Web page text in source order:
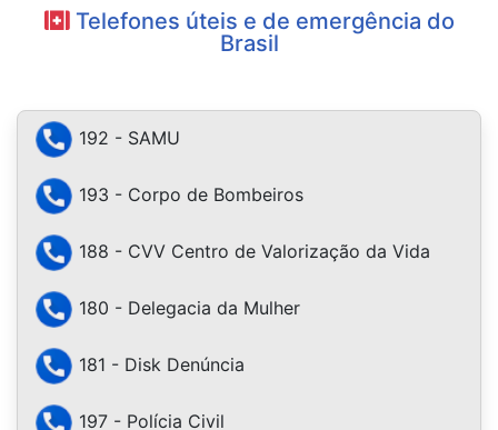
Telefones úteis e de emergência do
Brasil
192 - SAMU
193 - Corpo de Bombeiros
188 - CVV Centro de Valorização da Vida
180 - Delegacia da Mulher
181 - Disk Denúncia
197 - Polícia Civil